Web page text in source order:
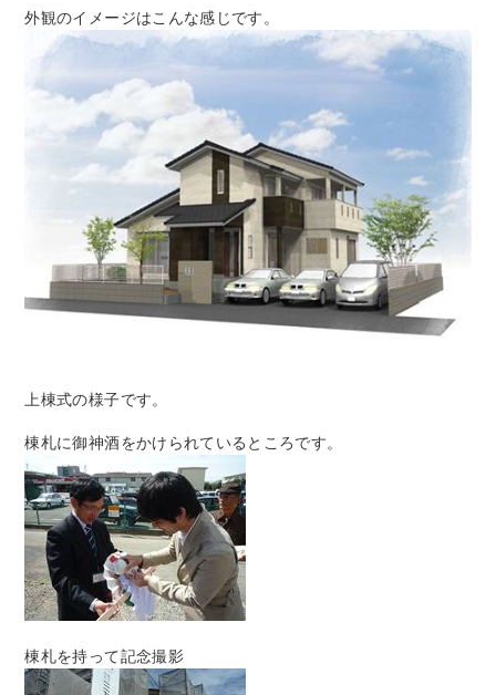
外観のイメージはこんな感じです。
上棟式の様子です。
棟札に御神酒をかけられているところです。
棟札を持って記念撮影